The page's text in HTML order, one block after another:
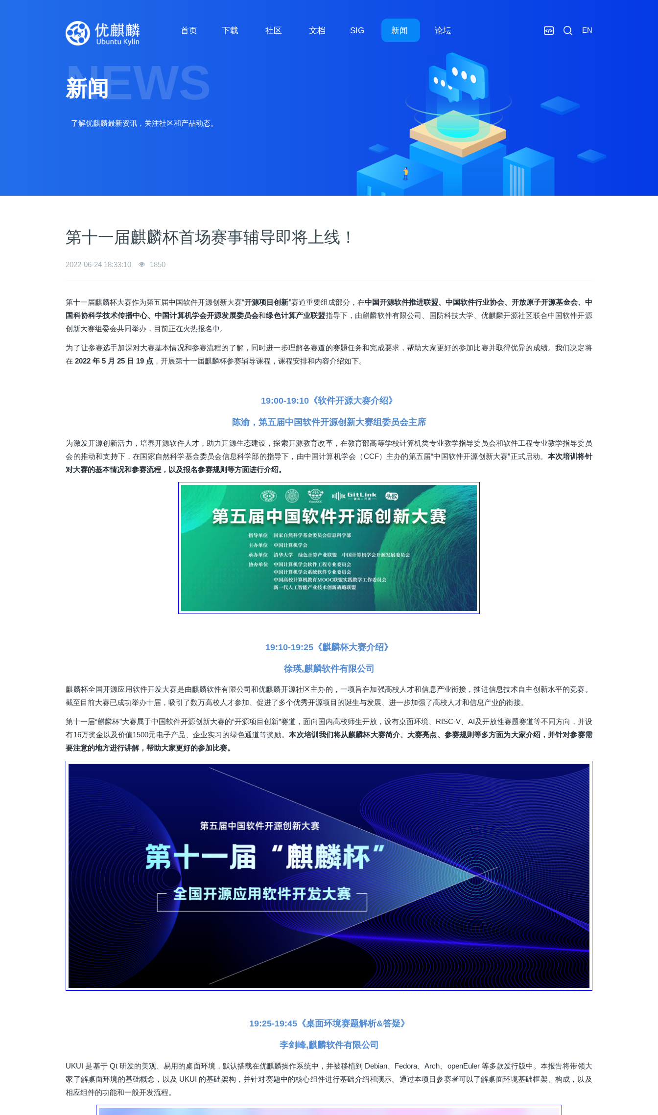
首页 下载 社区 文档 SIG 新闻 论坛 EN
NEWS
新闻
了解优麒麟最新资讯，关注社区和产品动态。
第十一届麒麟杯首场赛事辅导即将上线！
2022-06-24 18:33:10 1850
第十一届麒麟杯大赛作为第五届中国软件开源创新大赛“开源项目创新”赛道重要组成部分，在中国开源软件推进联盟、中国软件行业协会、开放原子开源基金会、中
国科协科学技术传播中心、中国计算机学会开源发展委员会和绿色计算产业联盟指导下，由麒麟软件有限公司、国防科技大学、优麒麟开源社区联合中国软件开源
创新大赛组委会共同举办，目前正在火热报名中。
为了让参赛选手加深对大赛基本情况和参赛流程的了解，同时进一步理解各赛道的赛题任务和完成要求，帮助大家更好的参加比赛并取得优异的成绩。我们决定将
在2022 年 5 月 25 日 19 点 ，开展第十一届麒麟杯参赛辅导课程，课程安排和内容介绍如下。
19:00-19:10《软件开源大赛介绍》
陈渝，第五届中国软件开源创新大赛组委员会主席
为激发开源创新活力，培养开源软件人才，助力开源生态建设，探索开源教育改革，在教育部高等学校计算机类专业教学指导委员会和软件工程专业教学指导委员
会的推动和支持下，在国家自然科学基金委员会信息科学部的指导下，由中国计算机学会（CCF）主办的第五届“中国软件开源创新大赛”正式启动。 本次培训将针
对大赛的基本情况和参赛流程，以及报名参赛规则等方面进行介绍。
19:10-19:25《麒麟杯大赛介绍》
徐瑛,麒麟软件有限公司
麒麟杯全国开源应用软件开发大赛是由麒麟软件有限公司和优麒麟开源社区主办的，一项旨在加强高校人才和信息产业衔接，推进信息技术自主创新水平的竞赛。
截至目前大赛已成功举办十届，吸引了数万高校人才参加、促进了多个优秀开源项目的诞生与发展、进一步加强了高校人才和信息产业的衔接。
第十一届“麒麟杯”大赛属于中国软件开源创新大赛的“开源项目创新”赛道，面向国内高校师生开放，设有桌面环境、RISC-V、AI及开放性赛题赛道等不同方向，并设
有16万奖金以及价值1500元电子产品、企业实习的绿色通道等奖励。本次培训我们将从麒麟杯大赛简介、大赛亮点、参赛规则等多方面为大家介绍，并针对参赛需
要注意的地方进行讲解，帮助大家更好的参加比赛。
19:25-19:45《桌面环境赛题解析&答疑》
李剑峰,麒麟软件有限公司
UKUI 是基于 Qt 研发的美观、易用的桌面环境，默认搭载在优麒麟操作系统中，并被移植到 Debian、Fedora、Arch、openEuler 等多款发行版中。本报告将带领大
家了解桌面环境的基础概念，以及 UKUI 的基础架构，并针对赛题中的核心组件进行基础介绍和演示。通过本项目参赛者可以了解桌面环境基础框架、构成，以及
相应组件的功能和一般开发流程。